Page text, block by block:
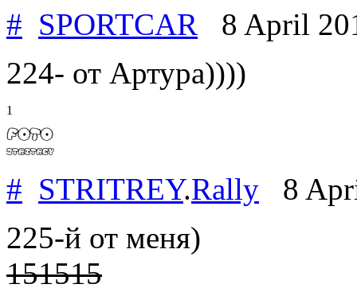
# SPORTCAR 8 April
224- от Артура))))
1
# STRITREY.Rally 8
225-й от меня)
151515